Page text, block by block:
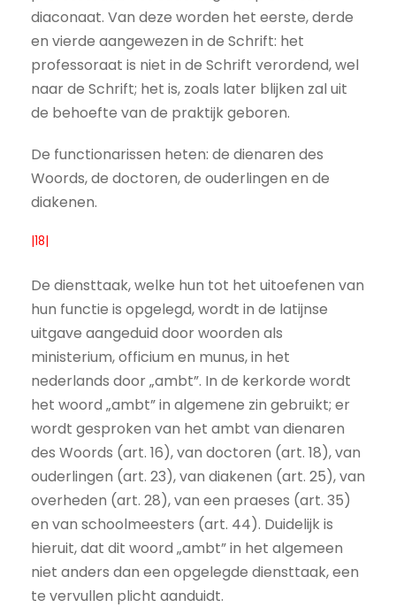
diaconaat. Van deze worden het eerste, derde
en vierde aangewezen in de Schrift: het
professoraat is niet in de Schrift verordend, wel
naar de Schrift; het is, zoals later blijken zal uit
de behoefte van de praktijk geboren.
De functionarissen heten: de dienaren des
Woords, de doctoren, de ouderlingen en de
diakenen.
|18|
De diensttaak, welke hun tot het uitoefenen van
hun functie is opgelegd, wordt in de latijnse
uitgave aangeduid door woorden als
ministerium, officium en munus, in het
nederlands door „ambt”. In de kerkorde wordt
het woord „ambt” in algemene zin gebruikt; er
wordt gesproken van het ambt van dienaren
des Woords (art. 16), van doctoren (art. 18), van
ouderlingen (art. 23), van diakenen (art. 25), van
overheden (art. 28), van een praeses (art. 35)
en van schoolmeesters (art. 44). Duidelijk is
hieruit, dat dit woord „ambt” in het algemeen
niet anders dan een opgelegde diensttaak, een
te vervullen plicht aanduidt.